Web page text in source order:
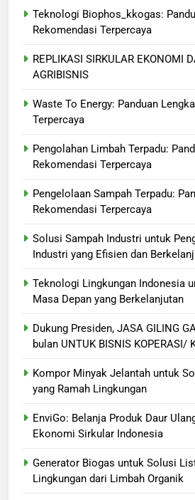
Teknologi Biophos_kkogas:
Rekomendasi Terpercaya
REPLIKASI SIRKULAR EKONOMI
AGRIBISNIS
Waste To Energy: Panduan
Terpercaya
Pengolahan Limbah Terpadu:
Rekomendasi Terpercaya
Pengelolaan Sampah Terpadu:
Rekomendasi Terpercaya
Solusi Sampah Industri untuk
Industri yang Efisien dan
Teknologi Lingkungan Indonesia
Masa Depan yang Berkelanjutan
Dukung Presiden, JASA GILING
bulan UNTUK BISNIS KOPERASI/
Kompor Minyak Jelantah untuk
yang Ramah Lingkungan
EnviGo: Belanja Produk Daur
Ekonomi Sirkular Indonesia
Generator Biogas untuk Solusi
Lingkungan dari Limbah Organik